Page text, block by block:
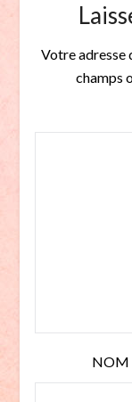
Votre adresse
champs
NOM